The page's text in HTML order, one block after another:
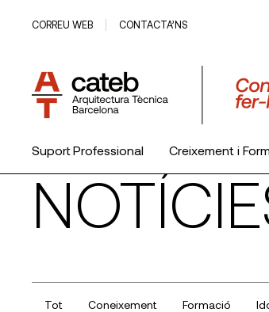
CORREU WEB CONTACTA’NS
Suport Professional Creixement i
El Col·legi
Tot Coneixement Formació